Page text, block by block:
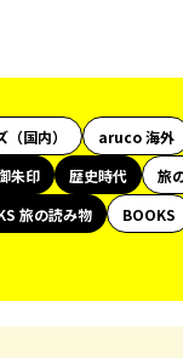
国内） aruco 海外
朱印 歴史時代 旅
旅の読み物 BOOKS